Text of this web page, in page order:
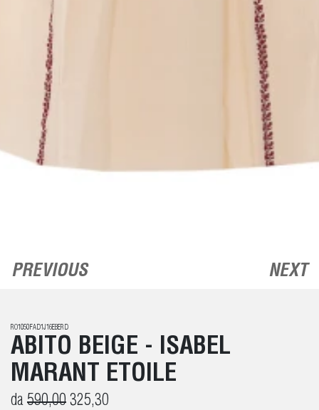
PREVIOUS NEXT
RO1050FAD1J16EBERD
ABITO BEIGE - ISABEL
MARANT ETOILE
da 590,00 325,30